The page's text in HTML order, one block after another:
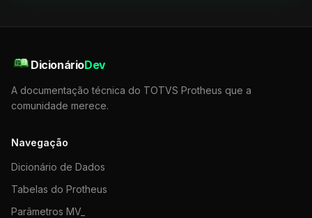
DicionárioDev
A documentação técnica do TOTVS Protheus que a
comunidade merece.
Navegação
Dicionário de Dados
Tabelas do Protheus
Parâmetros MV_